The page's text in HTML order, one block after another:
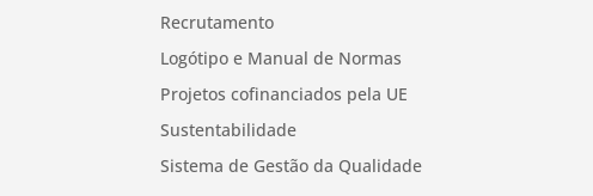
Recrutamento
Logótipo e Manual de Normas
Projetos cofinanciados pela UE
Sustentabilidade
Sistema de Gestão da Qualidade